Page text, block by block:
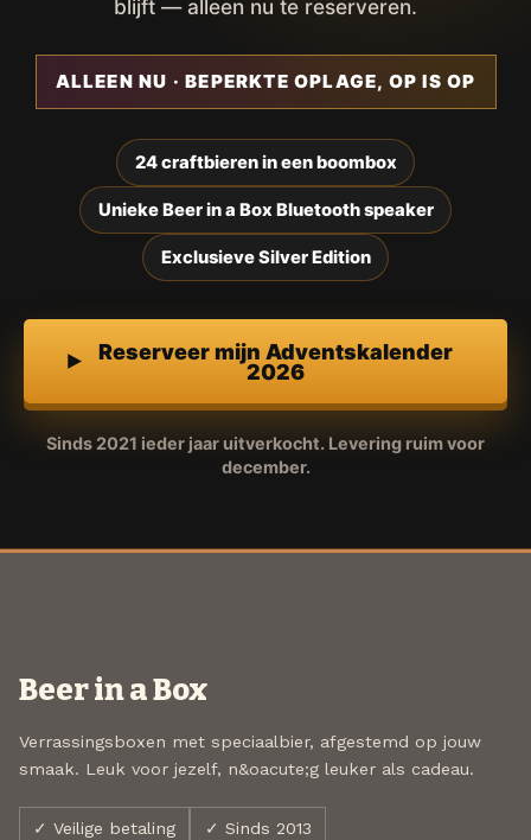
blijft — alleen nu te reserveren.
ALLEEN NU · BEPERKTE OPLAGE, OP IS OP
24 craftbieren in een boombox
Unieke Beer in a Box Bluetooth speaker
Exclusieve Silver Edition
Reserveer mijn Adventskalender
2026
Sinds 2021 ieder jaar uitverkocht. Levering ruim voor
december.
Beer in a Box
Verrassingsboxen met speciaalbier, afgestemd op jouw
smaak. Leuk voor jezelf, n&oacute;g leuker als cadeau.
✓ Veilige betaling ✓ Sinds 2013